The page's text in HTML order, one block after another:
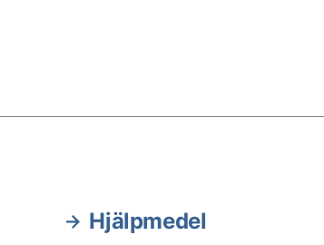
Hjälpmedel